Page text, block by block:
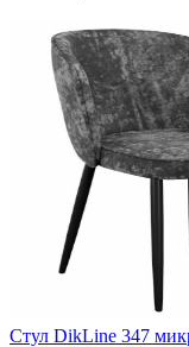
Стул DikLine 347